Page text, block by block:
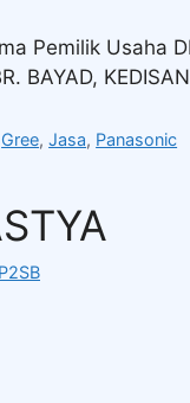
Pemilik Usaha
BAYAD,
Gree,Jasa, Panasonic